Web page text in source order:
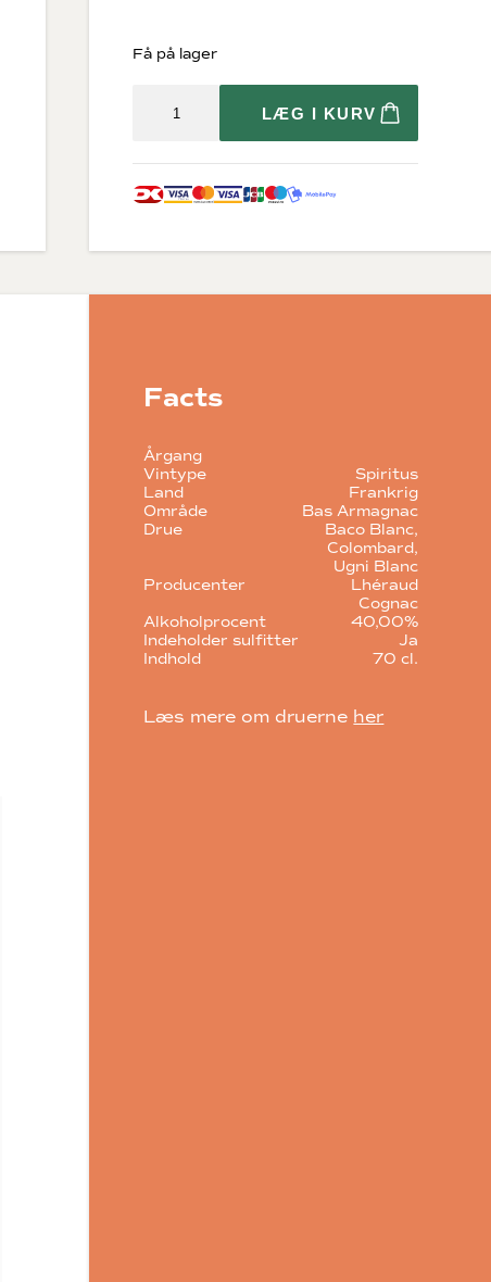
Diverse
Bæredygtig vin
Store flasker
Tilbehør
Få på lager
LÆG I KURV
Facts
Årgang
Vintype
Spiritus
Land
Frankrig
Område
Bas Armagnac
Drue
Baco Blanc
Colombard
Ugni Blanc
Producenter
Lhéraud
Cognac
Alkoholprocent
40,00%
Indeholder sulfitter
Ja
Indhold
70 cl.
Læs mere om druerne her